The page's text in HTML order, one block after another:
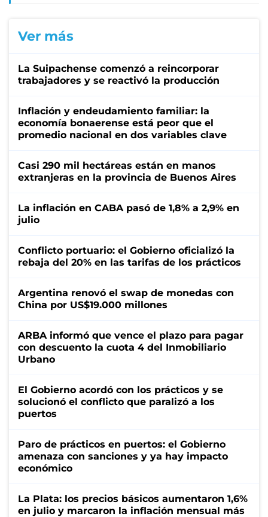
Ver más
La Suipachense comenzó a reincorporar
trabajadores y se reactivó la producción
Inflación y endeudamiento familiar: la
economía bonaerense está peor que el
promedio nacional en dos variables clave
Casi 290 mil hectáreas están en manos
extranjeras en la provincia de Buenos Aires
La inflación en CABA pasó de 1,8% a 2,9% en
julio
Conflicto portuario: el Gobierno oficializó la
rebaja del 20% en las tarifas de los prácticos
Argentina renovó el swap de monedas con
China por US$19.000 millones
ARBA informó que vence el plazo para pagar
con descuento la cuota 4 del Inmobiliario
Urbano
El Gobierno acordó con los prácticos y se
solucionó el conflicto que paralizó a los
puertos
Paro de prácticos en puertos: el Gobierno
amenaza con sanciones y ya hay impacto
económico
La Plata: los precios básicos aumentaron 1,6%
en julio y marcaron la inflación mensual más